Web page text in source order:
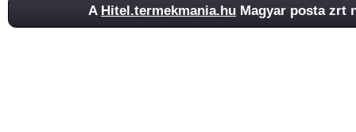
A Hitel.termekmania.hu Magyar posta zrt